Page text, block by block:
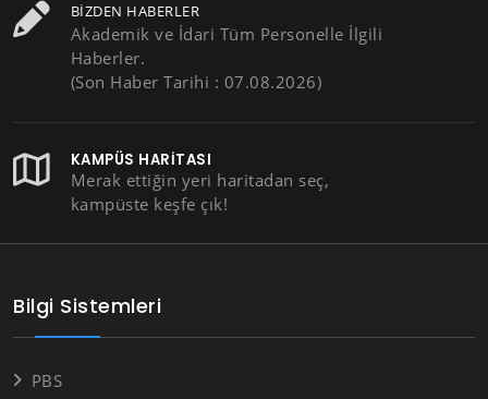
BIZDEN HABERLER
Akademik ve İdari Tüm Personelle İlgili
Haberler.
(Son Haber Tarihi : 07.08.2026)
KAMPÜS HARITASI
Merak ettiğin yeri haritadan seç,
kampüste keşfe çık!
Bilgi Sistemleri
PBS